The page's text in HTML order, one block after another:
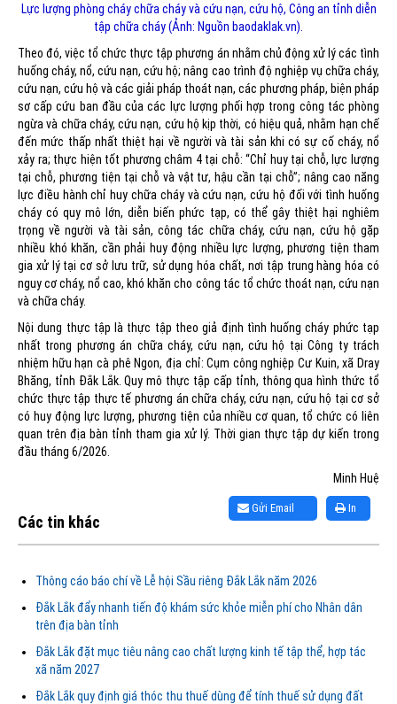
Lực lượng phòng cháy chữa cháy và cứu nạn, cứu hộ, Công an tỉnh diễn
tập chữa cháy (Ảnh: Nguồn baodaklak.vn).
Theo đó, việc tổ chức thực tập phương án nhằm chủ động xử lý các tình
huống cháy, nổ, cứu nạn, cứu hộ; nâng cao trình độ nghiệp vụ chữa cháy,
cứu nạn, cứu hộ và các giải pháp thoát nạn, các phương pháp, biện pháp
sơ cấp cứu ban đầu của các lực lượng phối hợp trong công tác phòng
ngừa và chữa cháy, cứu nạn, cứu hộ kịp thời, có hiệu quả, nhằm hạn chế
đến mức thấp nhất thiệt hại về người và tài sản khi có sự cố cháy, nổ
xảy ra; thực hiện tốt phương châm 4 tại chỗ: “Chỉ huy tại chỗ, lực lượng
tại chỗ, phương tiện tại chỗ và vật tư, hậu cần tại chỗ”; nâng cao năng
lực điều hành chỉ huy chữa cháy và cứu nạn, cứu hộ đối với tình huống
cháy có quy mô lớn, diễn biến phức tạp, có thể gây thiệt hại nghiêm
trọng về người và tài sản, công tác chữa cháy, cứu nạn, cứu hộ gặp
nhiều khó khăn, cần phải huy động nhiều lực lượng, phương tiện tham
gia xử lý tại cơ sở lưu trữ, sử dụng hóa chất, nơi tập trung hàng hóa có
nguy cơ cháy, nổ cao, khó khăn cho công tác tổ chức thoát nạn, cứu nạn
và chữa cháy.
Nội dung thực tập là thực tập theo giả định tình huống cháy phức tạp
nhất trong phương án chữa cháy, cứu nạn, cứu hộ tại Công ty trách
nhiệm hữu hạn cà phê Ngon, địa chỉ: Cụm công nghiệp Cư Kuin, xã Dray
Bhăng, tỉnh Đắk Lắk. Quy mô thực tập cấp tỉnh, thông qua hình thức tổ
chức thực tập thực tế phương án chữa cháy, cứu nạn, cứu hộ tại cơ sở
có huy động lực lượng, phương tiện của nhiều cơ quan, tổ chức có liên
quan trên địa bàn tỉnh tham gia xử lý. Thời gian thực tập dự kiến trong
đầu tháng 6/2026.
Minh Huệ
In
Gửi Email
Các tin khác
Thông cáo báo chí về Lễ hội Sầu riêng Đắk Lắk năm 2026
Đắk Lắk đẩy nhanh tiến độ khám sức khỏe miễn phí cho Nhân dân
trên địa bàn tỉnh
Đắk Lắk đặt mục tiêu nâng cao chất lượng kinh tế tập thể, hợp tác
xã năm 2027
Đắk Lắk quy định giá thóc thu thuế dùng để tính thuế sử dụng đất